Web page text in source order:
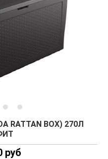
RATTAN BOX) 270Л
руб